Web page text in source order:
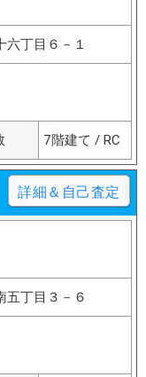
六丁目６－１
7階建て / RC
詳細＆自己査定
五丁目３－６